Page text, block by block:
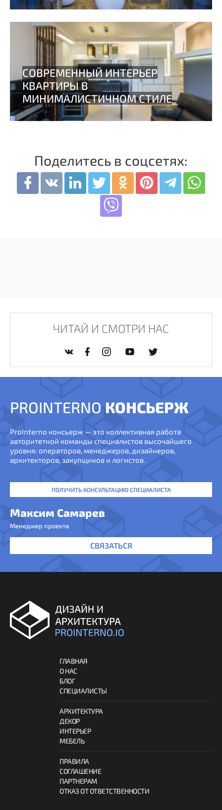
Поделитесь в соцсетях:
ЧИТАЙ И СМОТРИ НАС
PROINTERNO КОНСЬЕРЖ
ProInterno консьерж — это коллективная работа
авторитетной команды специалистов высочайшего
уровня: операторов, менеджеров, дизайнеров,
архитекторов, закупщиков и логистов.
ПОЛУЧИТЬ КОНСУЛЬТАЦИЮ СПЕЦИАЛИСТА
Максим Самарев
Менеджер проекта
СВЯЗАТЬСЯ
ГЛАВНАЯ
О НАС
БЛОГ
СПЕЦИАЛИСТЫ
АРХИТЕКТУРА
ДЕКОР
ИНТЕРЬЕР
МЕБЕЛЬ
ПРАВИЛА
СОГЛАШЕНИЕ
ПАРТНЕРАМ
ОТКАЗ ОТ ОТВЕТСТВЕННОСТИ